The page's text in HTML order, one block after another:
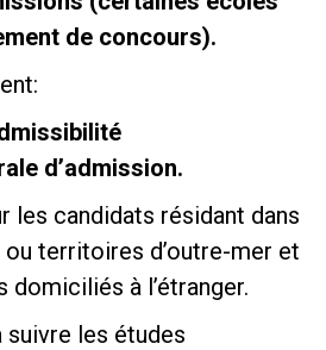
de concours).
d’admission.
les candidats résidant dans
territoires d’outre-mer et
domiciliés à l’étranger.
suivre les études